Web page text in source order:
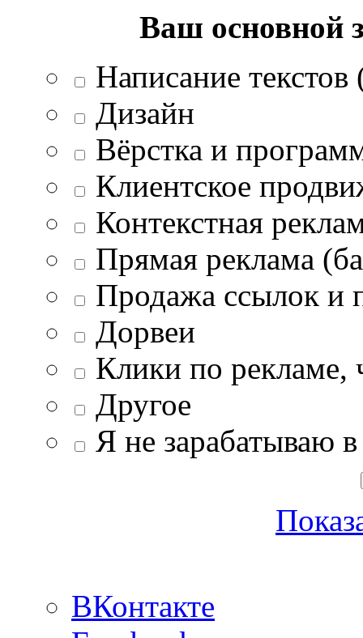
Ваш основной
Написание
Дизайн
Вёрстка и
Клиентское
Контекстная
Прямая реклама
Продажа ссылок и
Дорвеи
Клики по рекламе,
Другое
Я не зарабатываю
ВКонтакте